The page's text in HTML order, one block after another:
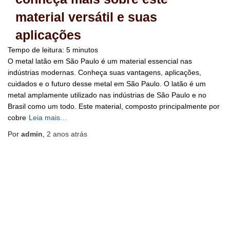
material versátil e suas
aplicações
Tempo de leitura: 5 minutos
O metal latão em São Paulo é um material essencial nas
indústrias modernas. Conheça suas vantagens, aplicações,
cuidados e o futuro desse metal em São Paulo. O latão é um
metal amplamente utilizado nas indústrias de São Paulo e no
Brasil como um todo. Este material, composto principalmente por
cobre Leia mais…
Por admin, 2 anos atrás